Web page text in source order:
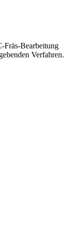
Fräs-Bearbeitung
Verfahren.